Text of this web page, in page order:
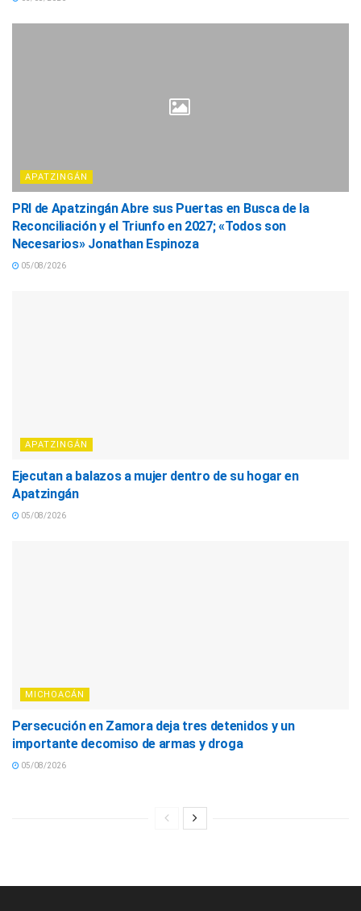
APATZINGÁN
PRI de Apatzingán Abre sus Puertas en Busca de la
Reconciliación y el Triunfo en 2027; «Todos son
Necesarios» Jonathan Espinoza
05/08/2026
APATZINGÁN
Ejecutan a balazos a mujer dentro de su hogar en
Apatzingán
05/08/2026
MICHOACÁN
Persecución en Zamora deja tres detenidos y un
importante decomiso de armas y droga
05/08/2026